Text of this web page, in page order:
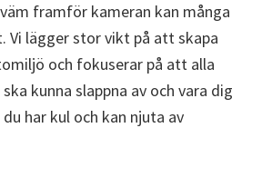
framför kameran kan många
Vi lägger stor vikt på att skapa
och fokuserar på att alla
kunna slappna av och vara dig
har kul och kan njuta av